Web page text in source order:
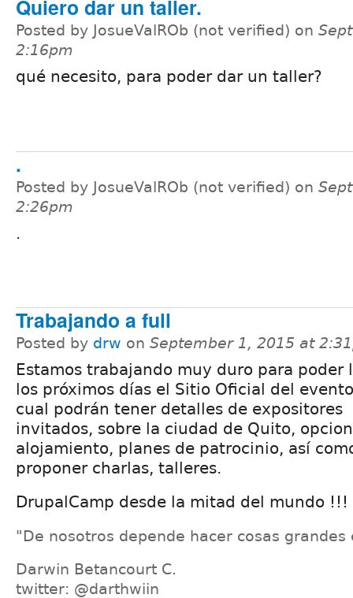
Quiero dar un taller.
Posted by JosueValROb (not verified) on
2:16pm
qué necesito, para poder dar un taller?
.
Posted by JosueValROb (not verified) on
2:26pm
.
Trabajando a full
Posted by drw on September 1, 2015 at
Estamos trabajando muy duro para poder
los próximos días el Sitio Oficial del
cual podrán tener detalles de expositores
invitados, sobre la ciudad de Quito,
alojamiento, planes de patrocinio, así
proponer charlas, talleres.
DrupalCamp desde la mitad del mundo !!!
"De nosotros depende hacer cosas
Darwin Betancourt C.
twitter: @darthwiin